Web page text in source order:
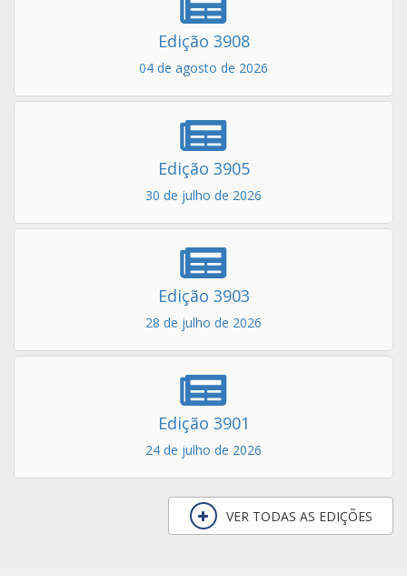
04 de agosto de 2026
Edição 3905
30 de julho de 2026
Edição 3903
28 de julho de 2026
Edição 3901
24 de julho de 2026
VER TODAS AS EDIÇÕES